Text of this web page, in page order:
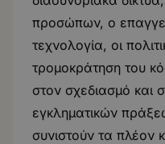
προσώπων, ο
τεχνολογία, οι
τρομοκράτηση του
στον σχεδιασμό και
εγκληματικών
συνιστούν τα πλέον